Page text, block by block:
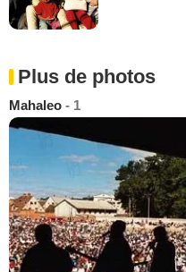
Plus de photos
Mahaleo - 1